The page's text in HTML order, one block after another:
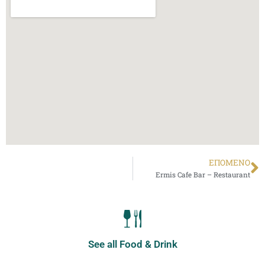
ΕΠΌΜΕΝΟ
Ermis Cafe Bar – Restaurant
See all Food & Drink